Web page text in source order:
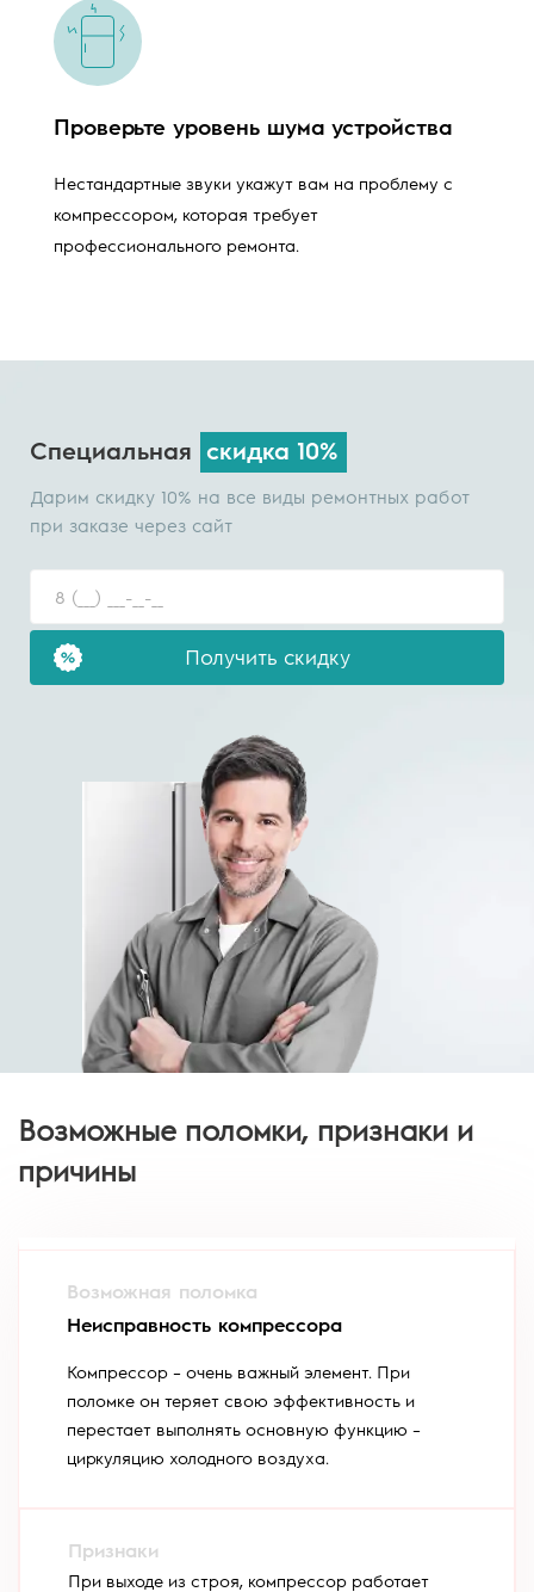
Проверьте уровень шума устройства
Нестандартные звуки укажут вам на проблему с
компрессором, которая требует
профессионального ремонта.
Специальная скидка 10%
Дарим скидку 10% на все виды ремонтных работ
при заказе через сайт
Получить скидку
Возможные поломки, признаки и
причины
Неисправность компрессора
Компрессор – очень важный элемент. При
поломке он теряет свою эффективность и
перестает выполнять основную функцию –
циркуляцию холодного воздуха.
При выходе из строя, компрессор работает